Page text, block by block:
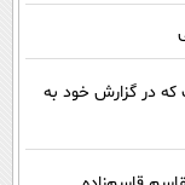
در گزارش خود به